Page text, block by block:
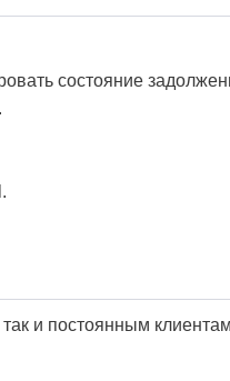
состояние
и постоянным